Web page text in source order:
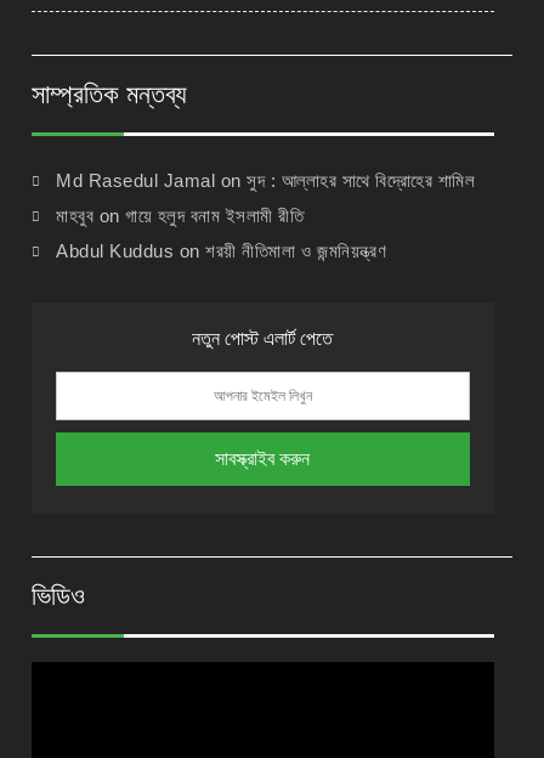
সাম্প্রতিক মন্তব্য
Md Rasedul Jamal onসুদ : আল্লাহর সাথে বিদ্রোহের শামিল
মাহবুব onগায়ে হলুদ বনাম ইসলামী রীতি
Abdul Kuddus onশরয়ী নীতিমালা ও জন্মনিয়ন্ত্রণ
নতুন পোস্ট এলার্ট পেতে
ভিডিও